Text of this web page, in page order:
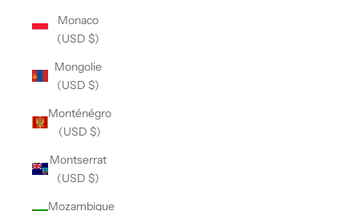
Monaco
(USD $)
Mongolie
(USD $)
Monténégro
(USD $)
Montserrat
(USD $)
Mozambique